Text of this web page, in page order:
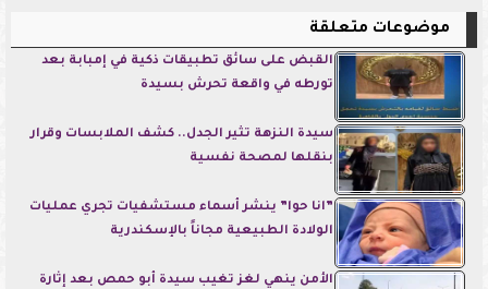
موضوعات متعلقة
القبض على سائق تطبيقات ذكية في إمبابة بعد
تورطه في واقعة تحرش بسيدة
سيدة النزهة تثير الجدل.. كشف الملابسات وقرار
بنقلها لمصحة نفسية
”انا حوا” ينشر أسماء مستشفيات تجري عمليات
الولادة الطبيعية مجاناً بالإسكندرية
الأمن ينهي لغز تغيب سيدة أبو حمص بعد إثارة